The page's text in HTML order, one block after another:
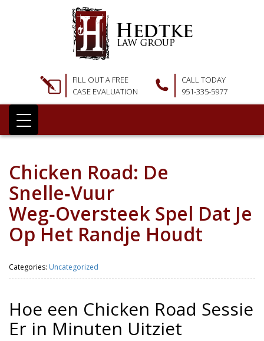
FILL OUT A FREE
CASE EVALUATION
CALL TODAY
951-335-5977
Chicken Road: De
Snelle‑Vuur
Weg‑Oversteek Spel Dat Je
Op Het Randje Houdt
Categories: Uncategorized
Hoe een Chicken Road Sessie
Er in Minuten Uitziet